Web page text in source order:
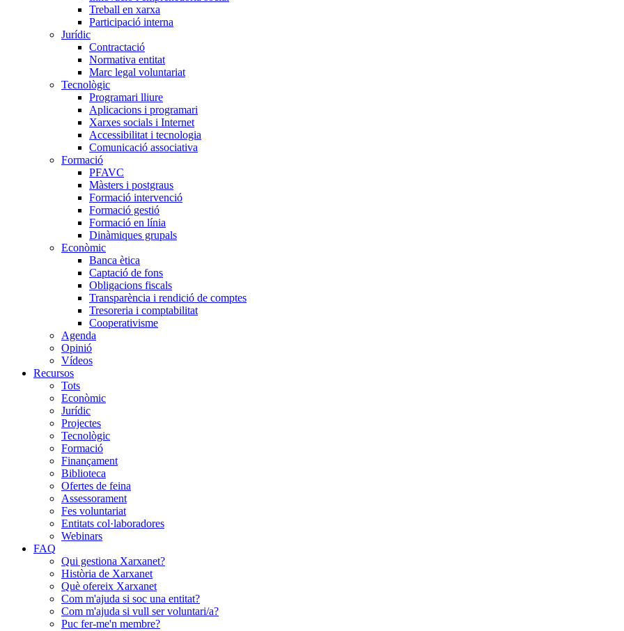
Treball en xarxa
Participació interna
Jurídic
Contractació
Normativa entitat
Marc legal voluntariat
Tecnològic
Programari lliure
Aplicacions i programari
Xarxes socials i Internet
Accessibilitat i tecnologia
Comunicació associativa
Formació
PFAVC
Màsters i postgraus
Formació intervenció
Formació gestió
Formació en línia
Dinàmiques grupals
Econòmic
Banca ètica
Captació de fons
Obligacions fiscals
Transparència i rendició de comptes
Tresoreria i comptabilitat
Cooperativisme
Agenda
Opinió
Vídeos
Recursos
Tots
Econòmic
Jurídic
Projectes
Tecnològic
Formació
Finançament
Biblioteca
Ofertes de feina
Assessorament
Fes voluntariat
Entitats col·laboradores
Webinars
FAQ
Qui gestiona Xarxanet?
Història de Xarxanet
Què ofereix Xarxanet
Com m'ajuda si soc una entitat?
Com m'ajuda si vull ser voluntari/a?
Puc fer-me'n membre?